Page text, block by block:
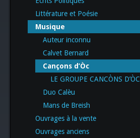
Littérature et Poésie
Musique
Auteur inconnu
Calvet Bernard
Cançons d’Òc
LE GROUPE CANCÒNS D’ÒC
Duo Calèu
Mans de Breish
Ouvrages à la vente
Ouvrages anciens